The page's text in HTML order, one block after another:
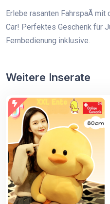
Erlebe rasanten FahrspaÃ
Car! Perfektes Geschenk für
Fernbedienung inklusive.
Weitere Inserate